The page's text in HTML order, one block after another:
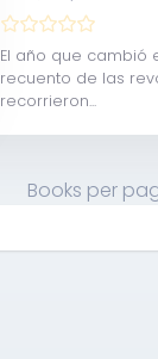
El año que cambió
recuento de las
recorrieron...
Books per